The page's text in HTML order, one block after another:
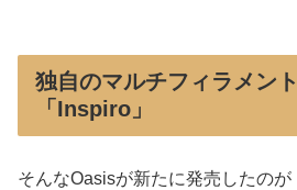
独自のマルチフィラメン
「Inspiro」
そんなOasisが新たに発売したの